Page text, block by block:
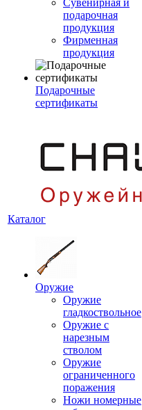
Сувенирная и
подарочная
продукция
Фирменная
продукция
Подарочные
сертификаты
Каталог
Оружие
Оружие
гладкоствольное
Оружие с
нарезным
стволом
Оружие
ограниченного
поражения
Ножи номерные